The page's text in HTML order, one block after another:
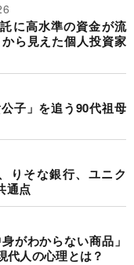
に高水準の資金が流
ら見えた個人投資家
子」を追う90代祖母
りそな銀行、ユニク
通点
がわからない商品」
代人の心理とは？